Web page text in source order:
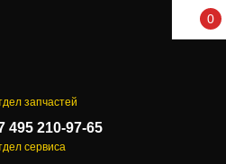
0
запчастей
495 210-97-65
сервиса